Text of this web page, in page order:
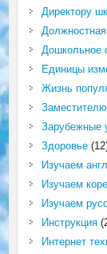
Директору
Дошкольное
Единицы
Жизнь
Зарубежные
Здоровье
Изучаем
Изучаем
Изучаем
Инструкция
Интернет